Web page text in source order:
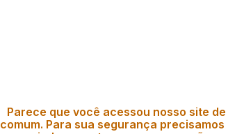
Parece que você acessou nosso site
comum. Para sua segurança